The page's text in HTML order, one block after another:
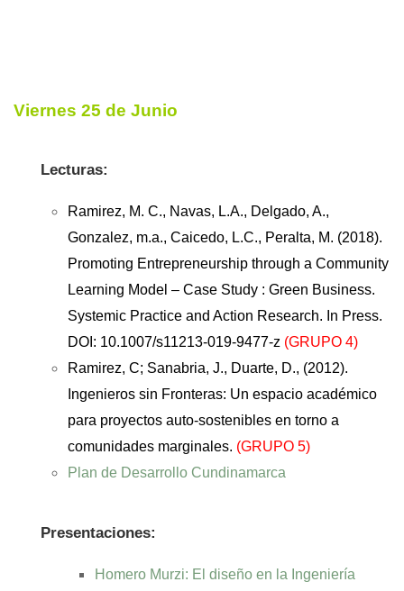
Viernes 25 de Junio
Lecturas:
Ramirez, M. C., Navas, L.A., Delgado, A.,
Gonzalez, m.a., Caicedo, L.C., Peralta, M. (2018).
Promoting Entrepreneurship through a Community
Learning Model – Case Study : Green Business.
Systemic Practice and Action Research. In Press.
DOI: 10.1007/s11213-019-9477-z (GRUPO 4)
Ramirez, C; Sanabria, J., Duarte, D., (2012).
Ingenieros sin Fronteras: Un espacio académico
para proyectos auto-sostenibles en torno a
comunidades marginales. (GRUPO 5)
Plan de Desarrollo Cundinamarca
Presentaciones:
Homero Murzi: El diseño en la Ingeniería